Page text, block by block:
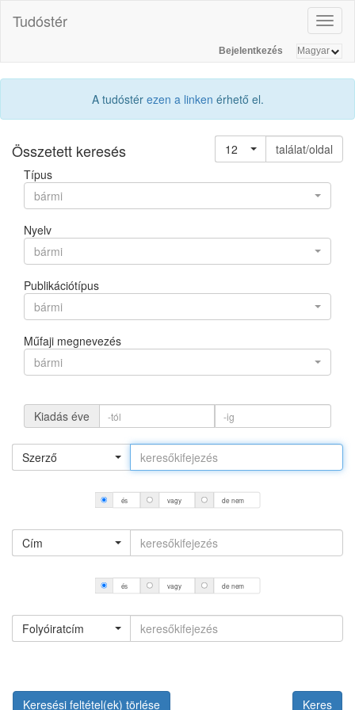
Tudóstér
Bejelentkezés
A tudóstér ezen a linken érhető el.
Összetett keresés 12
találat/oldal
Típus
bármi
Nyelv
bármi
Publikációtípus
bármi
Műfaji megnevezés
bármi
Kiadás éve
Szerző
és vagy de nem
Cím
és vagy de nem
Folyóiratcím
Keresési feltétel(ek) törlése